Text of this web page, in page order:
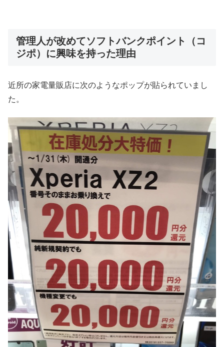
管理人が改めてソフトバンクポイント（コ
ジポ）に興味を持った理由
近所の家電量販店に次のようなポップが貼られていまし
た。